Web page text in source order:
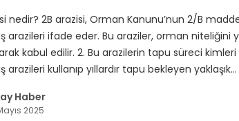
nedir? 2B arazisi, Orman Kanunu’nun 2/B
arazileri ifade eder. Bu araziler, orman niteliğini
kabul edilir. 2. Bu arazilerin tapu süreci
arazileri kullanıp yıllardır tapu bekleyen yaklaşık…
Haber
2025